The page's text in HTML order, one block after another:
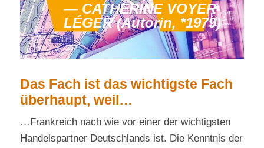
CATHERINE VOYER-
LÉGER(Autorin, *1979)
Das Fach ist das wichtigste Fach
überhaupt, weil…
…Frankreich nach wie vor einer der wichtigsten
Handelspartner Deutschlands ist. Die Kenntnis der